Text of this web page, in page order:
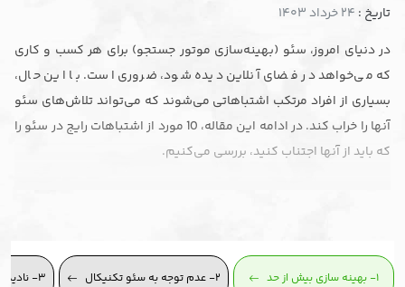
نمونه
کارها
درباره
ما
تاریخ : ۲۴ خرداد ۱۴۰۳
در دنیای امروز، سئو (بهینه‌سازی موتور جستجو) برای هر کسب و کاری
که می‌خواهد در فضای آنلاین دیده شود، ضروری است. با این حال،
بسیاری از افراد مرتکب اشتباهاتی می‌شوند که می‌تواند تلاش‌های سئو
آنها را خراب کند. در ادامه این مقاله، 10 مورد از اشتباهات رایج در سئو را
که باید از آنها اجتناب کنید، بررسی می‌کنیم.
۱- بهینه سازی بیش از حد ۲- عدم توجه به سئو تکنیکال ۳- نادیده گرفتن تجربه کاربری